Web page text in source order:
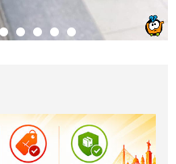
6 7 8 9 10